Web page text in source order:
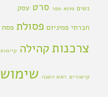
נשים סדנא ספר סרט עסק
חברתי פמיניזם פסולת פסח
צרכנות קהילה קיימות
קישורים ראש השנה שימוש